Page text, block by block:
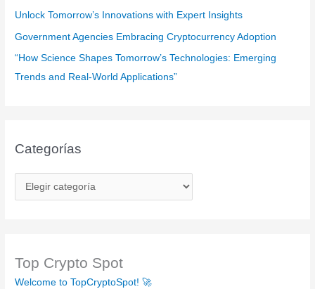
Unlock Tomorrow’s Innovations with Expert Insights
Government Agencies Embracing Cryptocurrency Adoption
“How Science Shapes Tomorrow’s Technologies: Emerging
Trends and Real-World Applications”
Categorías
a
g
o
Top Crypto Spot
Welcome to TopCryptoSpot! 🚀